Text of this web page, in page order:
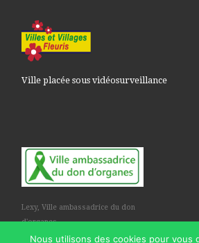
Ville placée sous vidéosurveillance
Lexy, Ville ambassadrice du don
d'organes
Nous utilisons des cookies pour vous